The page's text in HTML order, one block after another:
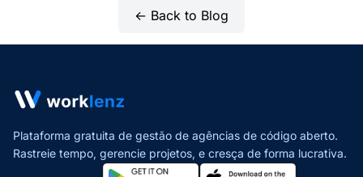
← Back to Blog
Plataforma gratuita de gestão de agências de código aberto.
Rastreie tempo, gerencie projetos, e cresça de forma lucrativa.